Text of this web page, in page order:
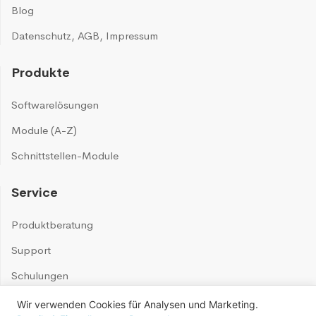
Blog
Datenschutz, AGB, Impressum
Produkte
Softwarelösungen
Module (A-Z)
Schnittstellen-Module
Service
Produktberatung
Support
Schulungen
Wir verwenden Cookies für Analysen und Marketing.